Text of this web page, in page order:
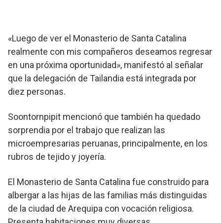
«Luego de ver el Monasterio de Santa Catalina
realmente con mis compañeros deseamos regresar
en una próxima oportunidad», manifestó al señalar
que la delegación de Tailandia está integrada por
diez personas.
Soontornpipit mencionó que también ha quedado
sorprendia por el trabajo que realizan las
microempresarias peruanas, principalmente, en los
rubros de tejido y joyería.
El Monasterio de Santa Catalina fue construido para
albergar a las hijas de las familias más distinguidas
de la ciudad de Arequipa con vocación religiosa.